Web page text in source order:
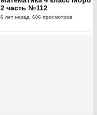
2 часть №112
6 лет назад, 606 просмотров